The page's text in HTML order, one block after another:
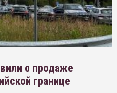
о продаже
границе